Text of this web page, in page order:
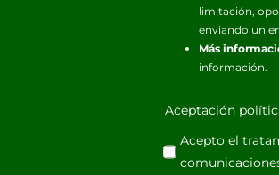
limitación,
enviando un
Más
información.
Aceptación
Acepto el